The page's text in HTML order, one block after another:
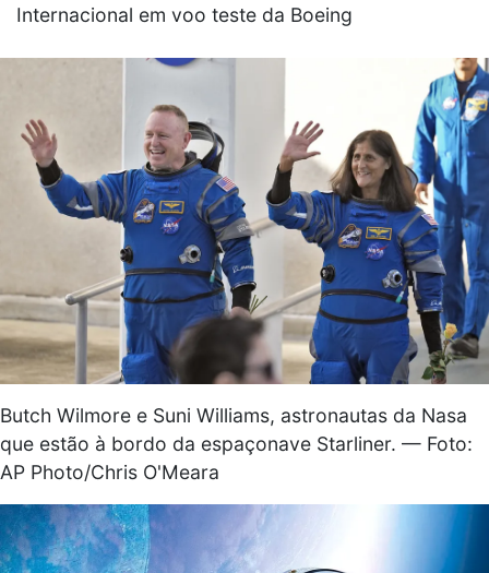
Internacional em voo teste da Boeing
Butch Wilmore e Suni Williams, astronautas da Nasa
que estão à bordo da espaçonave Starliner. — Foto:
AP Photo/Chris O'Meara